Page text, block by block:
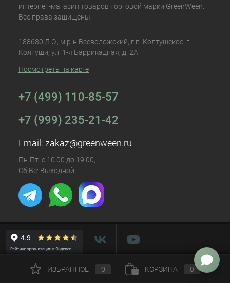
интернет-магазин товаров торговой марки GreenWeen.
Все права защищены.
188680 Л.О., м.р-н Всеволожский, г.п. Колтушское, г.
Колтуши, ул. 1-я Баррикадная, д. 2А
Посмотреть на карте
+7 (499) 110-85-57
+7 (999) 235-21-42
Email: zakaz@greenween.ru
Пн-Пт: с 10:00 до 19:00,
Сб,Вс: Выходной
ИЗБРАННОЕ 0 КОРЗИНА 0